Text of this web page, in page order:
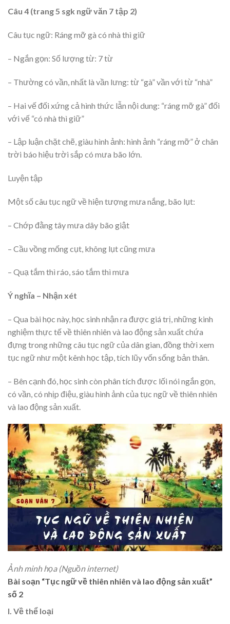
Câu 4 (trang 5 sgk ngữ văn 7 tập 2)
Câu tục ngữ: Ráng mỡ gà có nhà thì giữ
– Ngắn gọn: Số lượng từ: 7 từ
– Thường có vần, nhất là vần lưng: từ “gà” vần với từ “nhà”
– Hai vế đối xứng cả hình thức lẫn nội dung: “ráng mỡ gà” đối
với vế “có nhà thì giữ”
– Lập luận chặt chẽ, giàu hình ảnh: hình ảnh “ráng mỡ” ở chân
trời báo hiệu trời sắp có mưa bão lớn.
Luyện tập
Một số câu tục ngữ về hiện tượng mưa nắng, bão lụt:
– Chớp đằng tây mưa dây bão giật
– Cầu vồng mống cụt, không lụt cũng mưa
– Quạ tắm thì ráo, sáo tắm thì mưa
Ý nghĩa – Nhận xét
– Qua bài học này, học sinh nhận ra được giá trị, những kinh
nghiệm thực tế về thiên nhiên và lao động sản xuất chứa
đựng trong những câu tục ngữ của dân gian, đồng thời xem
tục ngữ như một kênh học tập, tích lũy vốn sống bản thân.
– Bên cạnh đó, học sinh còn phân tích được lối nói ngắn gọn,
có vần, có nhịp điệu, giàu hình ảnh của tục ngữ về thiên nhiên
và lao động sản xuất.
Ảnh minh họa (Nguồn internet)
Bài soạn “Tục ngữ về thiên nhiên và lao động sản xuất”
số 2
I. Về thể loại